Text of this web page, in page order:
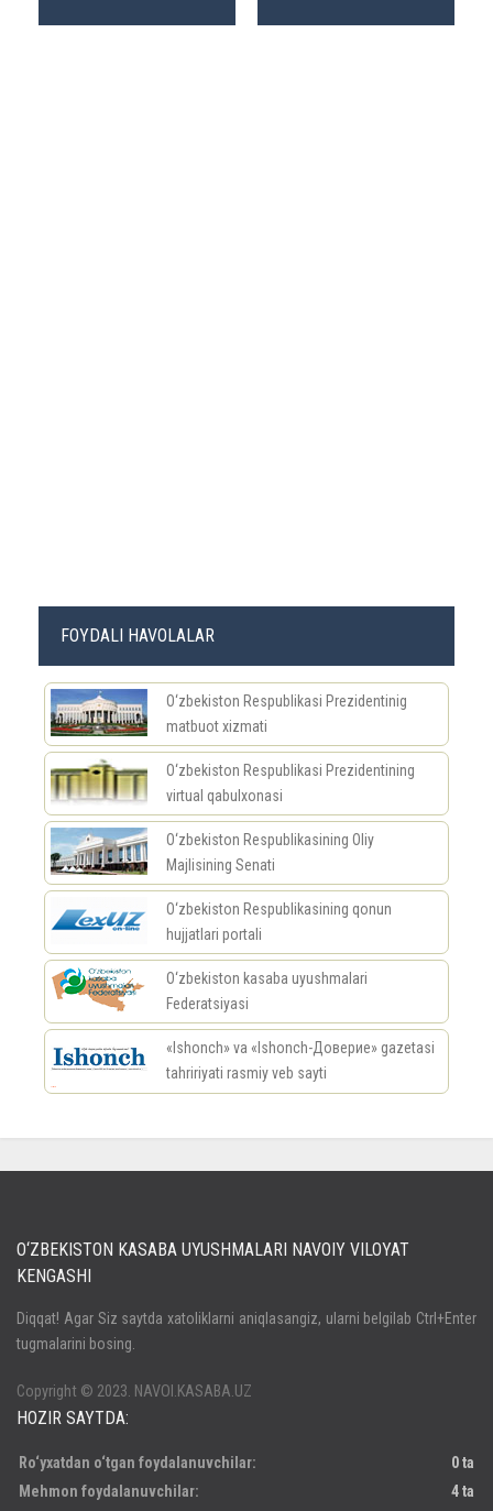
FOYDALI HAVOLALAR
O‘zbekiston Respublikasi Prezidentinig
matbuot xizmati
O‘zbekiston Respublikasi Prezidentining
virtual qabulxonasi
O‘zbekiston Respublikasining Oliy
Majlisining Senati
O‘zbekiston Respublikasining qonun
hujjatlari portali
O‘zbekiston kasaba uyushmalari
Federatsiyasi
«Ishonch» va «Ishonch-Доверие» gazetasi
tahririyati rasmiy veb sayti
Паролни унутдингизми?
O‘ZBEKISTON KASABA UYUSHMALARI NAVOIY VILOYAT
KENGASHI
Diqqat! Agar Siz saytda xatoliklarni aniqlasangiz, ularni belgilab Ctrl+Enter
tugmalarini bosing.
Copyright © 2023. NAVOI.KASABA.UZ
HOZIR SAYTDA:
Ro‘yxatdan o‘tgan foydalanuvchilar:
0 ta
Mehmon foydalanuvchilar:
4 ta